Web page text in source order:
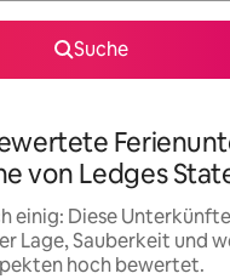
Suche
von Ledges
einig: Diese
Lage, Sauberkeit und
hoch bewertet.